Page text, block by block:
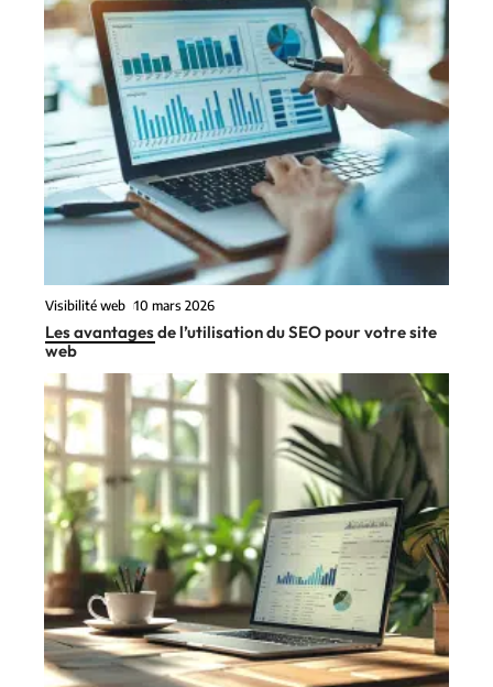
Visibilité web 10 mars 2026
Les avantages de l’utilisation du SEO pour votre site
web